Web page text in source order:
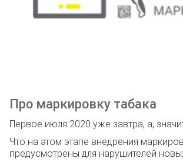
Про маркировку табака
Первое июля 2020 уже завтра, а,
Что на этом этапе внедрения
предусмотрены для нарушителей